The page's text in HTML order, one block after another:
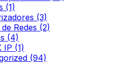
(1)
(3)
Redes (2)
(4)
IP (1)
(94)